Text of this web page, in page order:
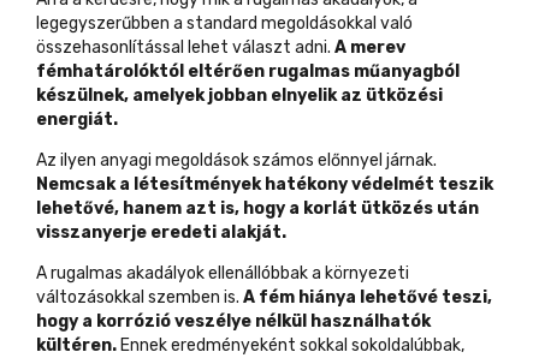
legegyszerűbben a standard megoldásokkal való
összehasonlítással lehet választ adni. A merev
fémhatárolóktól eltérően rugalmas műanyagból
készülnek, amelyek jobban elnyelik az ütközési
energiát.
Az ilyen anyagi megoldások számos előnnyel járnak.
Nemcsak a létesítmények hatékony védelmét teszik
lehetővé, hanem azt is, hogy a korlát ütközés után
visszanyerje eredeti alakját.
A rugalmas akadályok ellenállóbbak a környezeti
változásokkal szemben is. A fém hiánya lehetővé teszi,
hogy a korrózió veszélye nélkül használhatók
kültéren.Ennek eredményeként sokkal sokoldalúbbak,